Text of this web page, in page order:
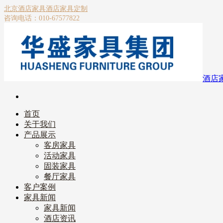
北京酒店家具酒店家具定制
咨询电话：010-67577822
酒店
首页
关于我们
产品展示
客房家具
活动家具
固装家具
餐厅家具
客户案例
家具新闻
家具新闻
酒店资讯